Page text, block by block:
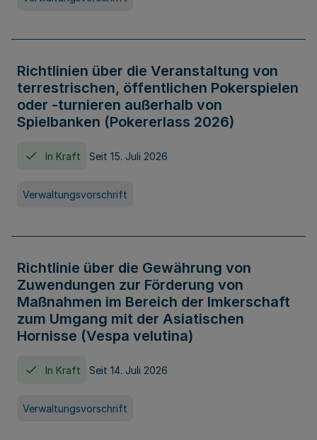
Richtlinien über die Veranstaltung von
terrestrischen, öffentlichen Pokerspielen
oder -turnieren außerhalb von
Spielbanken (Pokererlass 2026)
In Kraft Seit 15. Juli 2026
Verwaltungsvorschrift
Richtlinie über die Gewährung von
Zuwendungen zur Förderung von
Maßnahmen im Bereich der Imkerschaft
zum Umgang mit der Asiatischen
Hornisse (Vespa velutina)
In Kraft Seit 14. Juli 2026
Verwaltungsvorschrift